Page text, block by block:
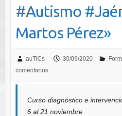
#Autismo
Martos Pérez»
auTICs 30/09/2020
comentarios
Curso diagnóstico e
6 al 21 noviembre